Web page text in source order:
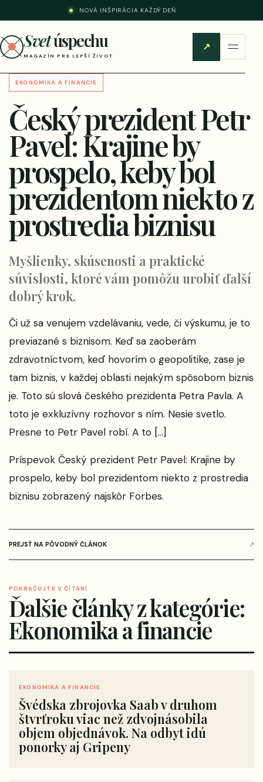
NOVÁ INŠPIRÁCIA KAŽDÝ DEŇ
Svetúspechu
MAGAZÍN PRE LEPŠÍ ŽIVOT
↗
EKONOMIKA A FINANCIE
Český prezident Petr
Pavel: Krajine by
prospelo, keby bol
prezidentom niekto z
prostredia biznisu
Myšlienky, skúsenosti a praktické
súvislosti, ktoré vám pomôžu urobiť ďalší
dobrý krok.
Či už sa venujem vzdelávaniu, vede, či výskumu, je to
previazané s biznisom. Keď sa zaoberám
zdravotníctvom, keď hovorím o geopolitike, zase je
tam biznis, v každej oblasti nejakým spôsobom biznis
je. Toto sú slová českého prezidenta Petra Pavla. A
toto je exkluzívny rozhovor s ním. Nesie svetlo.
Presne to Petr Pavel robí. A to […]
Príspevok Český prezident Petr Pavel: Krajine by
prospelo, keby bol prezidentom niekto z prostredia
biznisu zobrazený najskôr Forbes.
PREJSŤ NA PÔVODNÝ ČLÁNOK ↗
POKRAČUJTE V ČÍTANÍ
Ďalšie články z kategórie:
Ekonomika a financie
EKONOMIKA A FINANCIE
Švédska zbrojovka Saab v druhom
štvrťroku viac než zdvojnásobila
objem objednávok. Na odbyt idú
ponorky aj Gripeny